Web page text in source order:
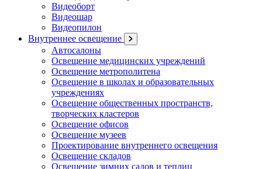
Видеоборт
Видеошар
Видеопилон
Внутреннее освещение
Автосалоны
Освещение медицинских учреждений
Освещение метрополитена
Освещение в школах и образовательных
учреждениях
Освещение общественных пространств,
творческих кластеров
Освещение офисов
Освещение музеев
Проектирование внутреннего освещения
Освещение складов
Освещение зимних садов и теплиц